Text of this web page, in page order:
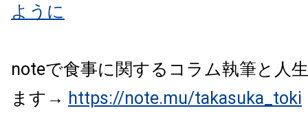
ように
noteで食事に関するコラム執筆と人
ます→ https://note.mu/takasuka_toki